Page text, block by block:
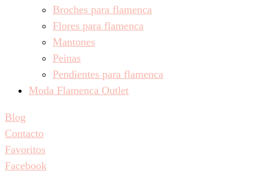
Broches para flamenca
Flores para flamenca
Mantones
Peinas
Pendientes para flamenca
Moda Flamenca Outlet
Blog
Contacto
Favoritos
Facebook